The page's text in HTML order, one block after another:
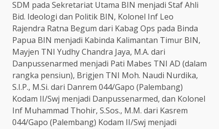
SDM pada Sekretariat Utama BIN menjadi Staf Ahli
Bid. Ideologi dan Politik BIN, Kolonel Inf Leo
Rajendra Ratna Begum dari Kabag Ops pada Binda
Papua BIN menjadi Kabinda Kalimantan Timur BIN,
Mayjen TNI Yudhy Chandra Jaya, M.A. dari
Danpussenarmed menjadi Pati Mabes TNI AD (dalam
rangka pensiun), Brigjen TNI Moh. Naudi Nurdika,
S.I.P., M.Si. dari Danrem 044/Gapo (Palembang)
Kodam II/Swj menjadi Danpussenarmed, dan Kolonel
Inf Muhammad Thohir, S.Sos., M.M. dari Kasrem
044/Gapo (Palembang) Kodam II/Swj menjadi